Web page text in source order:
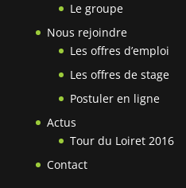
Le groupe
Nous rejoindre
Les offres d’emploi
Les offres de stage
Postuler en ligne
Actus
Tour du Loiret 2016
Contact